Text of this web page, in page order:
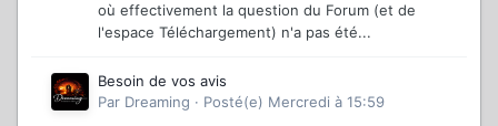
où effectivement la question du Forum (et de
l'espace Téléchargement) n'a pas été...
Besoin de vos avis
Par Dreaming · Posté(e) Mercredi à 15:59